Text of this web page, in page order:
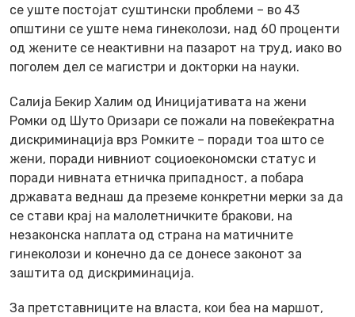
се уште постојат суштински проблеми – во 43
општини се уште нема гинеколози, над 60 проценти
од жените се неактивни на пазарот на труд, иако во
поголем дел се магистри и докторки на науки.
Салија Бекир Халим од Иницијативата на жени
Ромки од Шуто Оризари се пожали на повеќекратна
дискриминација врз Ромките – поради тоа што се
жени, поради нивниот социоекономски статус и
поради нивната етничка припадност, а побара
државата веднаш да преземе конкретни мерки за да
се стави крај на малолетничките бракови, на
незаконска наплата од страна на матичните
гинеколози и конечно да се донесе законот за
заштита од дискриминација.
За претставниците на власта, кои беа на маршот,